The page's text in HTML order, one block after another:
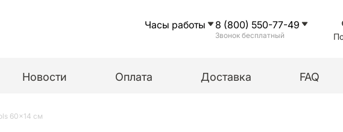
Часы работы 8 (800) 550-77-49
Звонок бесплатный
Новости Оплата Доставка FAQ
60×14 см